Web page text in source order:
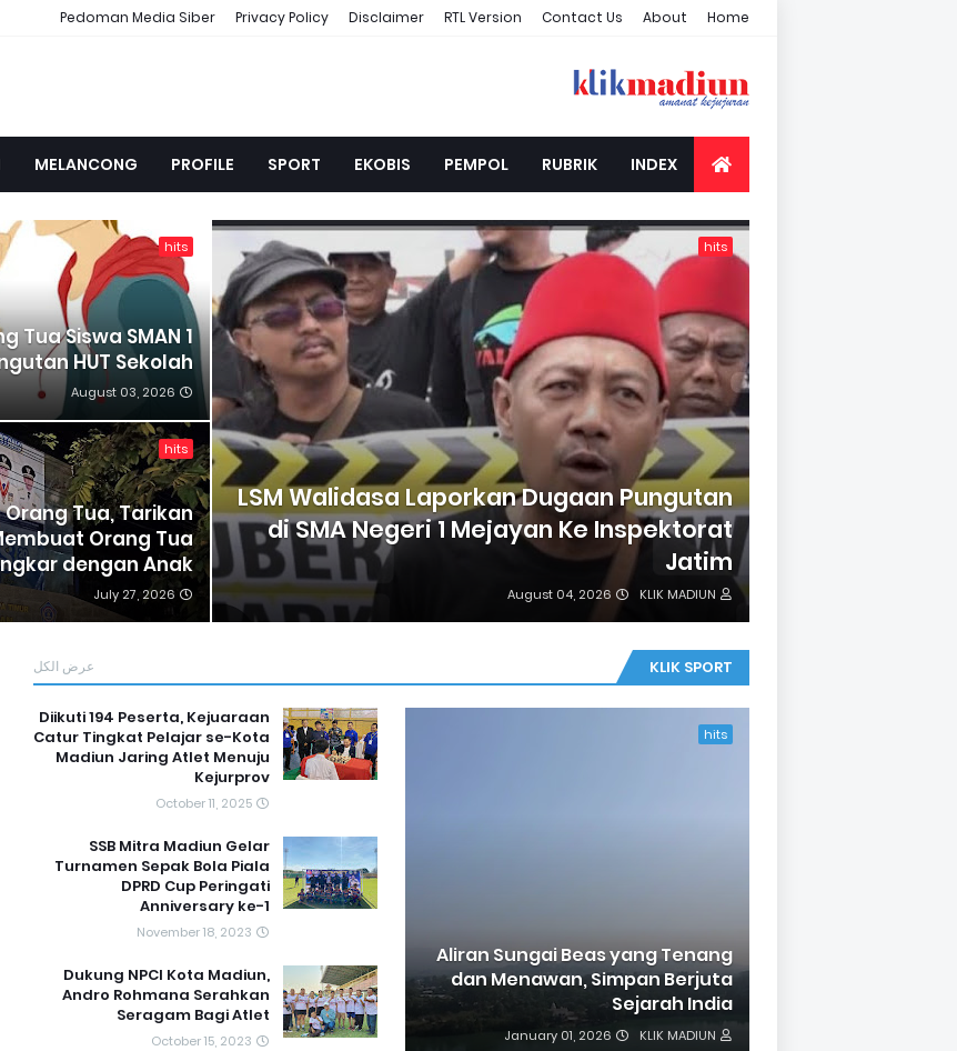
Home
About
Contact Us
RTL Version
Disclaimer
Privacy Policy
Pedoman Media Siber
INDEX
RUBRIK
PEMPOL
EKOBIS
SPORT
PROFILE
MELANCONG
hits
LSM Walidasa Laporkan Dugaan Pungutan
di SMA Negeri 1 Mejayan Ke Inspektorat
Jatim
KLIK MADIUN
August 04, 2026
hits
Tua Siswa SMAN 1
HUT Sekolah
August 03, 2026
hits
Tua, Tarikan
Orang Tua
dengan Anak
July 27, 2026
KLIK SPORT عرض الكل
hits
Aliran Sungai Beas yang Tenang
dan Menawan, Simpan Berjuta
Sejarah India
KLIK MADIUN
January 01, 2026
Diikuti 194 Peserta, Kejuaraan
Catur Tingkat Pelajar se-Kota
Madiun Jaring Atlet Menuju
Kejurprov
October 11, 2025
SSB Mitra Madiun Gelar
Turnamen Sepak Bola Piala
DPRD Cup Peringati
Anniversary ke-1
November 18, 2023
Dukung NPCI Kota Madiun,
Andro Rohmana Serahkan
Seragam Bagi Atlet
October 15, 2023